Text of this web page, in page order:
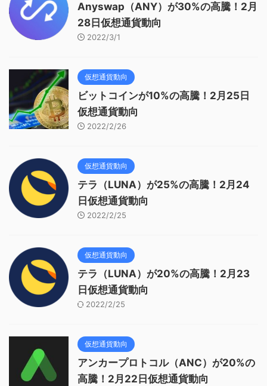
Anyswap（ANY）が30%の高騰！2月
28日仮想通貨動向
2022/3/1
仮想通貨動向
ビットコインが10%の高騰！2月25日
仮想通貨動向
2022/2/26
仮想通貨動向
テラ（LUNA）が25%の高騰！2月24
日仮想通貨動向
2022/2/25
仮想通貨動向
テラ（LUNA）が20%の高騰！2月23
日仮想通貨動向
2022/2/25
仮想通貨動向
アンカープロトコル（ANC）が20%の
高騰！2月22日仮想通貨動向